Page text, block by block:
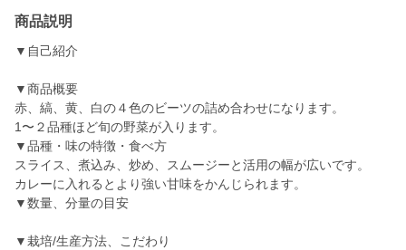
商品説明
▼自己紹介
▼商品概要
赤、縞、黄、白の４色のビーツの詰め合わせになります。
1〜２品種ほど旬の野菜が入ります。
▼品種・味の特徴・食べ方
スライス、煮込み、炒め、スムージーと活用の幅が広いです。
カレーに入れるとより強い甘味をかんじられます。
▼数量、分量の目安
▼栽培/生産方法、こだわり